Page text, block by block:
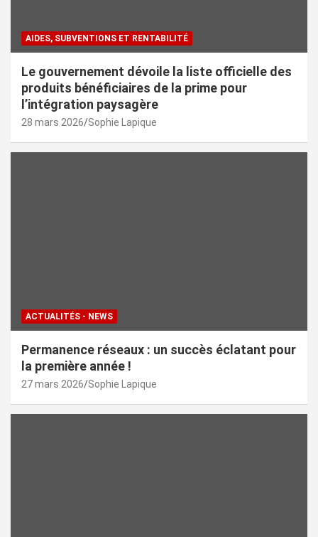
AIDES, SUBVENTIONS ET RENTABILITÉ
Le gouvernement dévoile la liste officielle des
produits bénéficiaires de la prime pour
l’intégration paysagère
28 mars 2026 Sophie Lapique
ACTUALITÉS - NEWS
Permanence réseaux : un succès éclatant pour
la première année !
27 mars 2026 Sophie Lapique